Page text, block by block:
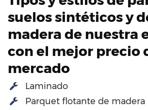
suelos sintéticos y
madera de nuestra
con el mejor precio
mercado
Laminado
Parquet flotante de madera